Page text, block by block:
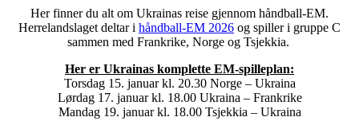
Her finner du alt om Ukrainas reise gjennom håndball-EM.
Herrelandslaget deltar i håndball-EM 2026 og spiller i gruppe C
sammen med Frankrike, Norge og Tsjekkia.
Her er Ukrainas komplette EM-spilleplan:
Torsdag 15. januar kl. 20.30 Norge – Ukraina
Lørdag 17. januar kl. 18.00 Ukraina – Frankrike
Mandag 19. januar kl. 18.00 Tsjekkia – Ukraina